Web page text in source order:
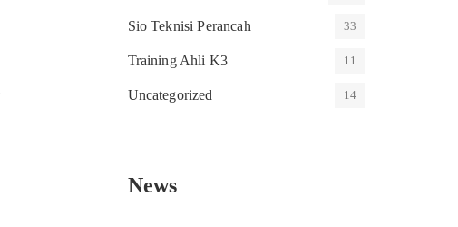
Sio Teknisi Perancah 33
Training Ahli K3 11
Uncategorized 14
News